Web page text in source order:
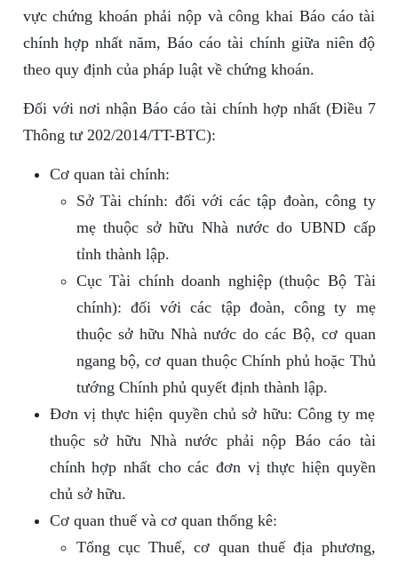
vực chứng khoán phải nộp và công khai Báo cáo tài
chính hợp nhất năm, Báo cáo tài chính giữa niên độ
theo quy định của pháp luật về chứng khoán.
Đối với nơi nhận Báo cáo tài chính hợp nhất (Điều 7
Thông tư 202/2014/TT-BTC):
Cơ quan tài chính:
Sở Tài chính: đối với các tập đoàn, công ty
mẹ thuộc sở hữu Nhà nước do UBND cấp
tỉnh thành lập.
Cục Tài chính doanh nghiệp (thuộc Bộ Tài
chính): đối với các tập đoàn, công ty mẹ
thuộc sở hữu Nhà nước do các Bộ, cơ quan
ngang bộ, cơ quan thuộc Chính phủ hoặc Thủ
tướng Chính phủ quyết định thành lập.
Đơn vị thực hiện quyền chủ sở hữu: Công ty mẹ
thuộc sở hữu Nhà nước phải nộp Báo cáo tài
chính hợp nhất cho các đơn vị thực hiện quyền
chủ sở hữu.
Cơ quan thuế và cơ quan thống kê:
Tổng cục Thuế, cơ quan thuế địa phương,